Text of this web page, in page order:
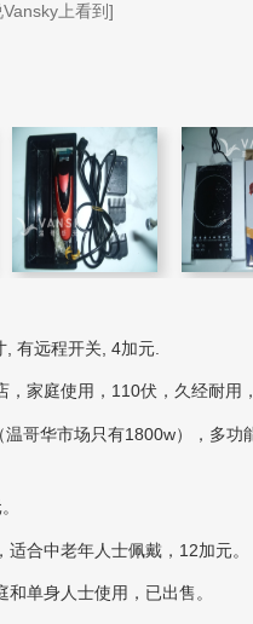
上看到]
有远程开关, 4加元.
家庭使用，110伏，久经耐用
哥华市场只有1800w），多
合中老年人士佩戴，12加元。
单身人士使用，已出售。